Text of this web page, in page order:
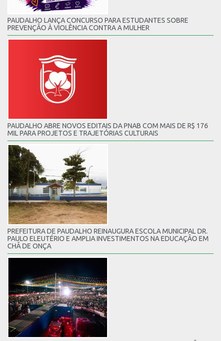
PAUDALHO LANÇA CONCURSO PARA ESTUDANTES SOBRE
PREVENÇÃO À VIOLÊNCIA CONTRA A MULHER
PAUDALHO ABRE NOVOS EDITAIS DA PNAB COM MAIS DE R$ 176
MIL PARA PROJETOS E TRAJETÓRIAS CULTURAIS
PREFEITURA DE PAUDALHO REINAUGURA ESCOLA MUNICIPAL DR.
PAULO ELEUTÉRIO E AMPLIA INVESTIMENTOS NA EDUCAÇÃO EM
CHÃ DE ONÇA